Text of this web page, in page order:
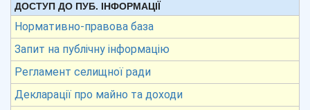
ДОСТУП ДО ПУБ. ІНФОРМАЦІЇ
Нормативно-правова база
Запит на публічну інформацію
Регламент селищної ради
Декларації про майно та доходи